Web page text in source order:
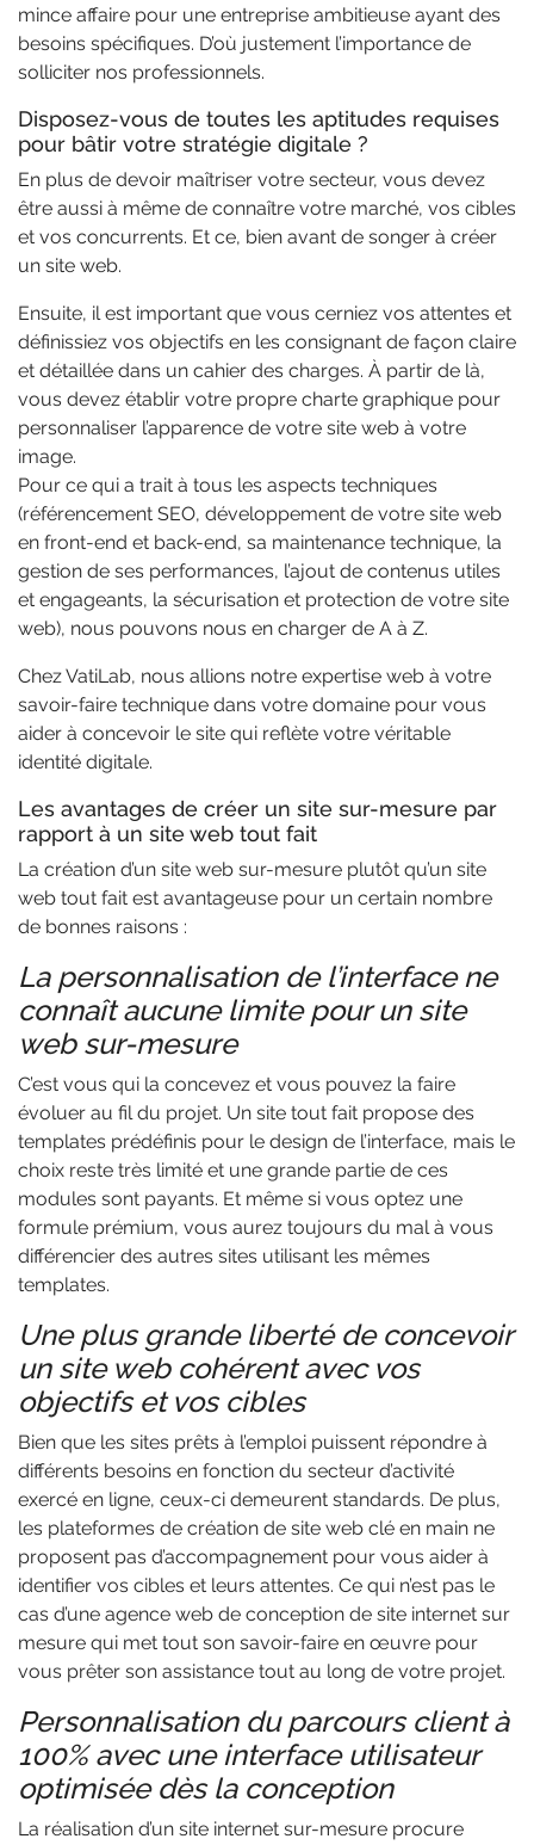
mince affaire pour une entreprise ambitieuse ayant des
besoins spécifiques. D’où justement l’importance de
solliciter nos professionnels.
Disposez-vous de toutes les aptitudes requises
pour bâtir votre stratégie digitale ?
En plus de devoir maîtriser votre secteur, vous devez
être aussi à même de connaître votre marché, vos cibles
et vos concurrents. Et ce, bien avant de songer à créer
un site web.
Ensuite, il est important que vous cerniez vos attentes et
définissiez vos objectifs en les consignant de façon claire
et détaillée dans un cahier des charges. À partir de là,
vous devez établir votre propre charte graphique pour
personnaliser l’apparence de votre site web à votre
image.
Pour ce qui a trait à tous les aspects techniques
(référencement SEO, développement de votre site web
en front-end et back-end, sa maintenance technique, la
gestion de ses performances, l’ajout de contenus utiles
et engageants, la sécurisation et protection de votre site
web), nous pouvons nous en charger de A à Z.
Chez VatiLab, nous allions notre expertise web à votre
savoir-faire technique dans votre domaine pour vous
aider à concevoir le site qui reflète votre véritable
identité digitale.
Les avantages de créer un site sur-mesure par
rapport à un site web tout fait
La création d’un site web sur-mesure plutôt qu’un site
web tout fait est avantageuse pour un certain nombre
de bonnes raisons :
La personnalisation de l’interface ne
connaît aucune limite pour un site
web sur-mesure
C’est vous qui la concevez et vous pouvez la faire
évoluer au fil du projet. Un site tout fait propose des
templates prédéfinis pour le design de l’interface, mais le
choix reste très limité et une grande partie de ces
modules sont payants. Et même si vous optez une
formule prémium, vous aurez toujours du mal à vous
différencier des autres sites utilisant les mêmes
templates.
Une plus grande liberté de concevoir
un site web cohérent avec vos
objectifs et vos cibles
Bien que les sites prêts à l’emploi puissent répondre à
différents besoins en fonction du secteur d’activité
exercé en ligne, ceux-ci demeurent standards. De plus,
les plateformes de création de site web clé en main ne
proposent pas d’accompagnement pour vous aider à
identifier vos cibles et leurs attentes. Ce qui n’est pas le
cas d’une agence web de conception de site internet sur
mesure qui met tout son savoir-faire en œuvre pour
vous prêter son assistance tout au long de votre projet.
Personnalisation du parcours client à
100% avec une interface utilisateur
optimisée dès la conception
La réalisation d’un site internet sur-mesure procure